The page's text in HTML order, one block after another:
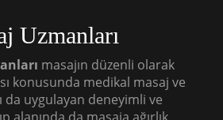
Uzmanları
masajın düzenli olarak
konusunda medikal masaj ve
da uygulayan deneyimli ve